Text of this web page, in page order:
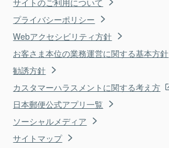
プライバシーポリシー
Webアクセシビリティ方針
お客さま本位の業務運営に関する基本方針
勧誘方針
カスタマーハラスメントに関する考え方
日本郵便公式アプリ一覧
ソーシャルメディア
サイトマップ